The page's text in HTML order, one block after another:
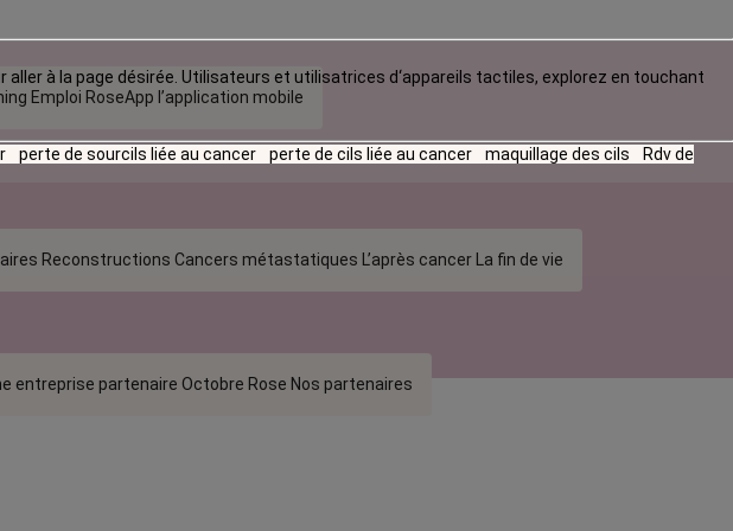
Emploi RoseApp l’application mobile
Reconstructions Cancers métastatiques L’après cancer La fin de vie
entreprise partenaire Octobre Rose Nos partenaires
à la page désirée. Utilisateurs et utilisatrices d‘appareils tactiles, explorez en touchant
perte de sourcils liée au cancer perte de cils liée au cancer maquillage des cils
Rdv de